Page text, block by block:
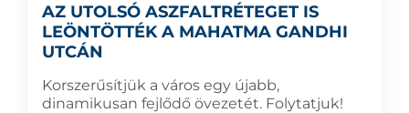
AZ UTOLSÓ ASZFALTRÉTEGET IS
LEÖNTÖTTÉK A MAHATMA GANDHI
UTCÁN
Korszerűsítjük a város egy újabb,
dinamikusan fejlődő övezetét. Folytatjuk!